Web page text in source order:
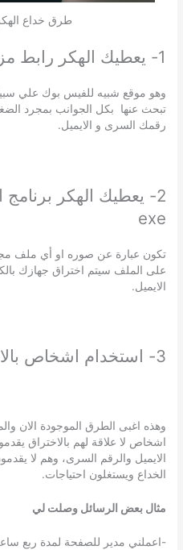
طرق خداع
1- يعطيك الهكر رابط مزور
وهو موقع شبيه للفيس بوك علي
تبحث عنها بكل الجوانب بمجرد
رقمك السرى و الايميل.
2- يعطيك الهكر برنامج
exe
تكون عبارة عن صوره او أي ملف
على الملف سيتم اختراق جهازك
الايميل.
3- استخدام اشخاص بالاختراق
وهذه اغبى الطرق الموجودة الان
اشخاص لا علاقة لهم بالاختراق
الايميل والرقم السرى، وهم لا
الخداع ويستغلون احتياجات.
مثال بعض الرسائل وصلت لي
-اعملني مدير للصفحة لمدة ربع